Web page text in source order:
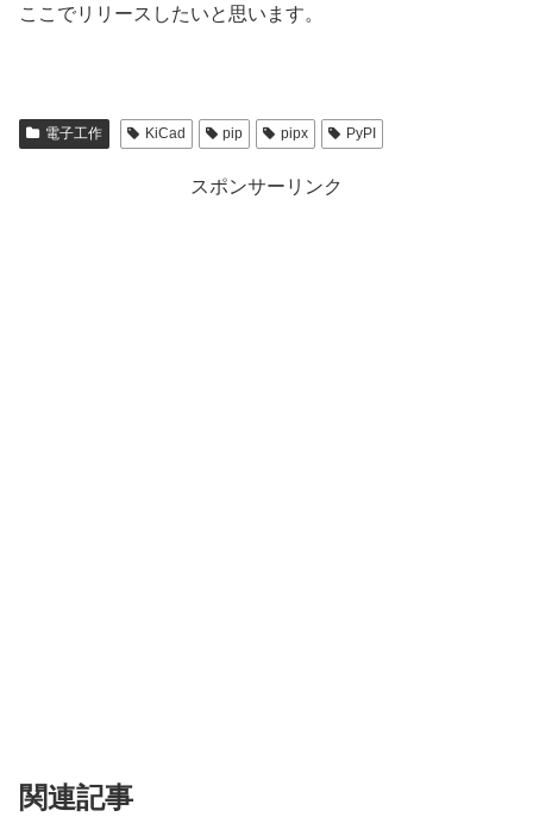
ここでリリースしたいと思います。
電子工作 KiCad pip pipx PyPI
スポンサーリンク
関連記事